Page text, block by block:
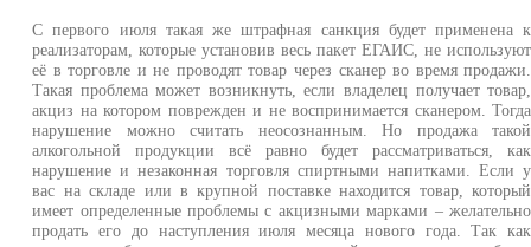
С первого июля такая же штрафная санкция будет применена к
реализаторам, которые установив весь пакет ЕГАИС, не используют
её в торговле и не проводят товар через сканер во время продажи.
Такая проблема может возникнуть, если владелец получает товар,
акциз на котором поврежден и не воспринимается сканером. Тогда
нарушение можно считать неосознанным. Но продажа такой
алкогольной продукции всё равно будет рассматриваться, как
нарушение и незаконная торговля спиртными напитками. Если у
вас на складе или в крупной поставке находится товар, который
имеет определенные проблемы с акцизными марками – желательно
продать его до наступления июля месяца нового года. Так как